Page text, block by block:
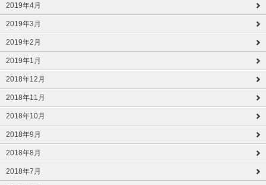
2019年4月
2019年3月
2019年2月
2019年1月
2018年12月
2018年11月
2018年10月
2018年9月
2018年8月
2018年7月